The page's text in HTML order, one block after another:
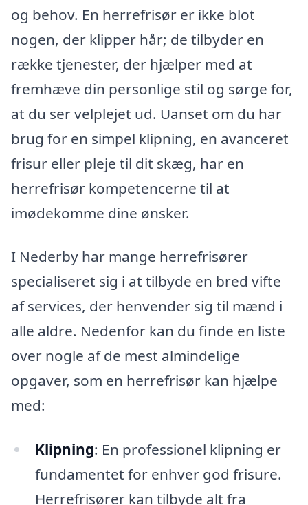
og behov. En herrefrisør er ikke blot
nogen, der klipper hår; de tilbyder en
række tjenester, der hjælper med at
fremhæve din personlige stil og sørge for,
at du ser velplejet ud. Uanset om du har
brug for en simpel klipning, en avanceret
frisur eller pleje til dit skæg, har en
herrefrisør kompetencerne til at
imødekomme dine ønsker.
I Nederby har mange herrefrisører
specialiseret sig i at tilbyde en bred vifte
af services, der henvender sig til mænd i
alle aldre. Nedenfor kan du finde en liste
over nogle af de mest almindelige
opgaver, som en herrefrisør kan hjælpe
med:
Klipning: En professionel klipning er
fundamentet for enhver god frisure.
Herrefrisører kan tilbyde alt fra